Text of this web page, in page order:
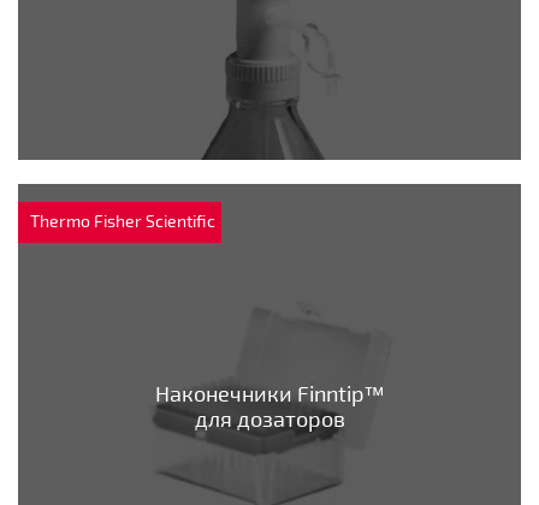
Thermo Fisher Scientific
Наконечники Finntip™
для дозаторов